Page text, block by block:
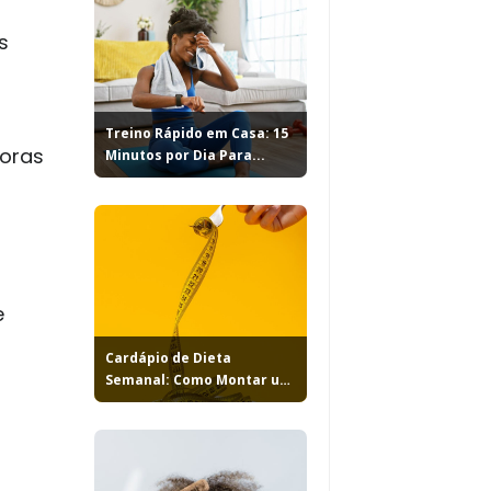
Treino Rápido em Casa: 15
Minutos por Dia Para...
Cardápio de Dieta
Semanal: Como Montar um
Plano...